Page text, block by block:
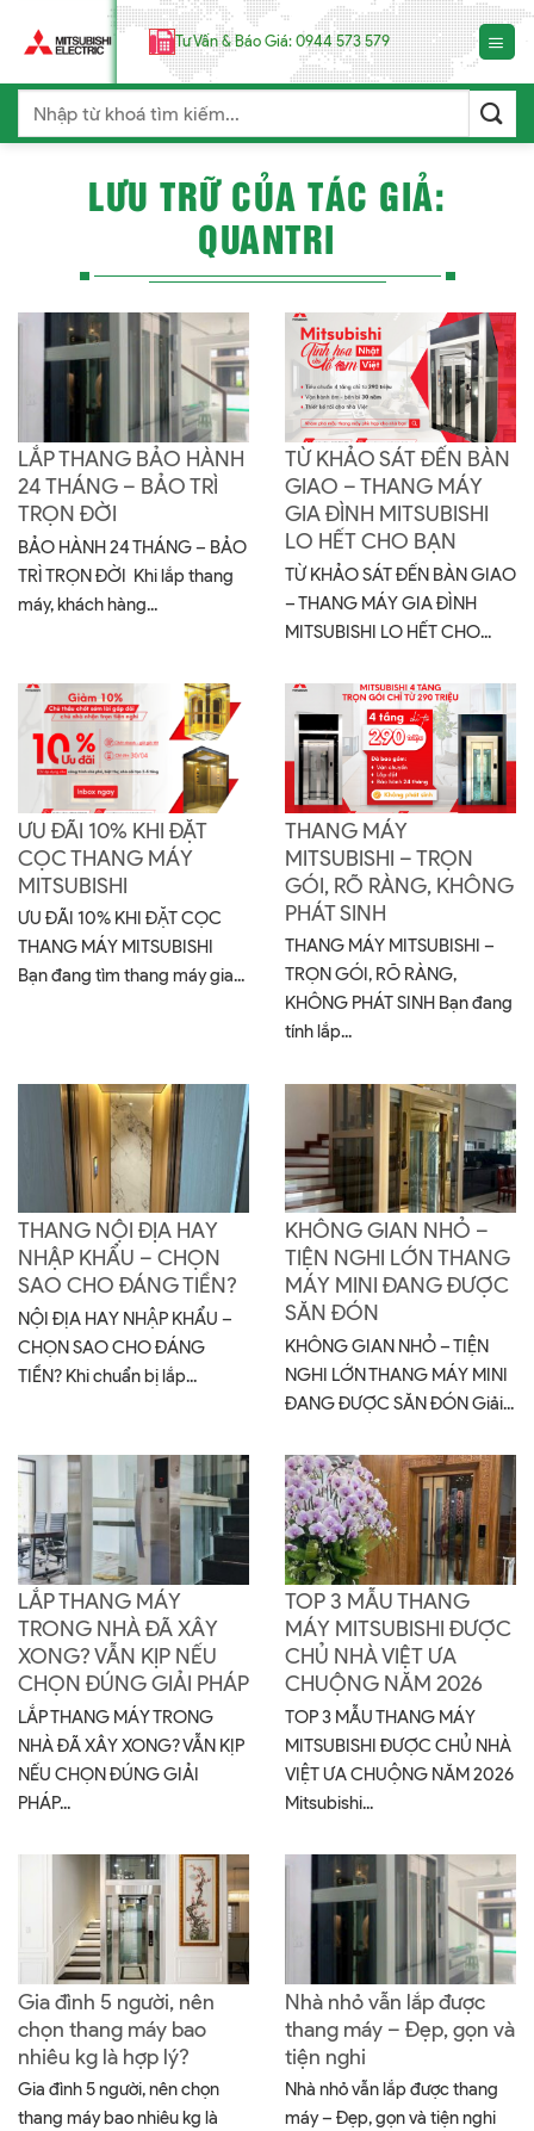
đến
Tư Vấn & Báo Giá: 0944 573 579
LƯU TRỮ CỦA TÁC GIẢ:
QUANTRI
LẮP THANG BẢO HÀNH
24 THÁNG – BẢO TRÌ
TRỌN ĐỜI
BẢO HÀNH 24 THÁNG – BẢO
TRÌ TRỌN ĐỜI Khi lắp thang
máy, khách hàng...
TỪ KHẢO SÁT ĐẾN BÀN
GIAO – THANG MÁY
GIA ĐÌNH MITSUBISHI
LO HẾT CHO BẠN
TỪ KHẢO SÁT ĐẾN BÀN GIAO
– THANG MÁY GIA ĐÌNH
MITSUBISHI LO HẾT CHO...
ƯU ĐÃI 10% KHI ĐẶT
CỌC THANG MÁY
MITSUBISHI
ƯU ĐÃI 10% KHI ĐẶT CỌC
THANG MÁY MITSUBISHI
Bạn đang tìm thang máy gia...
THANG MÁY
MITSUBISHI – TRỌN
GÓI, RÕ RÀNG, KHÔNG
PHÁT SINH
THANG MÁY MITSUBISHI –
TRỌN GÓI, RÕ RÀNG,
KHÔNG PHÁT SINH Bạn đang
tính lắp...
THANG NỘI ĐỊA HAY
NHẬP KHẨU – CHỌN
SAO CHO ĐÁNG TIỀN?
NỘI ĐỊA HAY NHẬP KHẨU –
CHỌN SAO CHO ĐÁNG
TIỀN? Khi chuẩn bị lắp...
KHÔNG GIAN NHỎ –
TIỆN NGHI LỚN THANG
MÁY MINI ĐANG ĐƯỢC
SĂN ĐÓN
KHÔNG GIAN NHỎ – TIỆN
NGHI LỚN THANG MÁY MINI
ĐANG ĐƯỢC SĂN ĐÓN Giải...
LẮP THANG MÁY
TRONG NHÀ ĐÃ XÂY
XONG? VẪN KỊP NẾU
CHỌN ĐÚNG GIẢI PHÁP
LẮP THANG MÁY TRONG
NHÀ ĐÃ XÂY XONG? VẪN KỊP
NẾU CHỌN ĐÚNG GIẢI
PHÁP...
TOP 3 MẪU THANG
MÁY MITSUBISHI ĐƯỢC
CHỦ NHÀ VIỆT ƯA
CHUỘNG NĂM 2026
TOP 3 MẪU THANG MÁY
MITSUBISHI ĐƯỢC CHỦ NHÀ
VIỆT ƯA CHUỘNG NĂM 2026
Mitsubishi...
Gia đình 5 người, nên
chọn thang máy bao
nhiêu kg là hợp lý?
Gia đình 5 người, nên chọn
thang máy bao nhiêu kg là
Nhà nhỏ vẫn lắp được
thang máy – Đẹp, gọn và
tiện nghi
Nhà nhỏ vẫn lắp được thang
máy – Đẹp, gọn và tiện nghi